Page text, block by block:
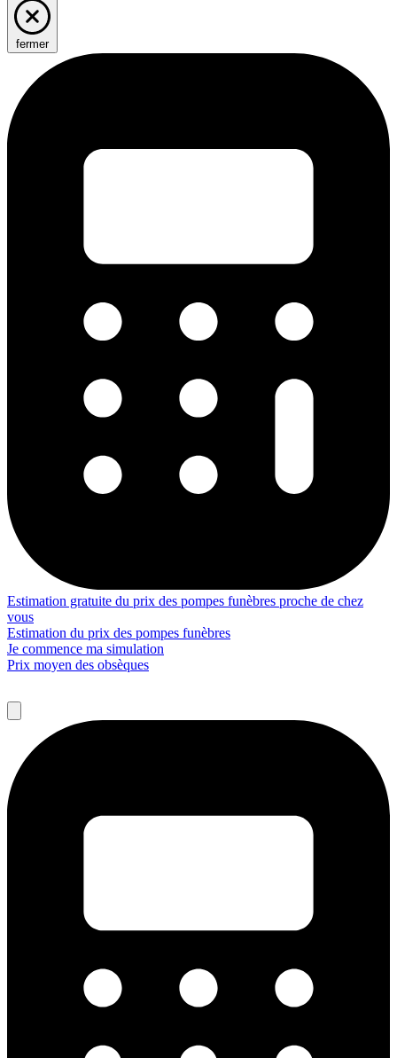
fermer
Estimation gratuite du prix des pompes funèbres proche de chez
vous
Estimation du prix des pompes funèbres
Je commence ma simulation
Prix moyen des obsèques